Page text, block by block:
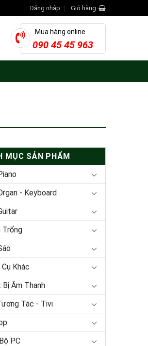
Đăng nhập Giỏ hàng
Mua hàng online
090 45 45 963
MỤC SẢN PHẨM
- Keyboard
Trống
Khác
Âm Thanh
Tác - Tivi
PC